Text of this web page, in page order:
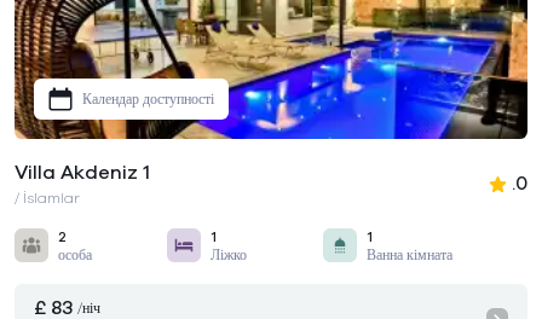
Календар доступності
Villa Akdeniz 1
/ İslamlar
.0
2
особа
1
Ліжко
1
Ванна кімната
£ 83 /ніч